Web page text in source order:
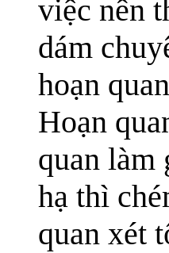
việc nên
dám
hoạn
Hoạn
quan làm
hạ thì
quan xét